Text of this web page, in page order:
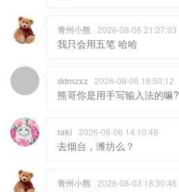
青州小熊 2026-08-06 21:27:03
我只会用五笔 哈哈
ddmzxz 2026-08-06 18:50:12
熊哥你是用手写输入法的嘛?
taki 2026-08-06 14:10:48
去烟台，潍坊么？
青州小熊 2026-08-03 18:30:46